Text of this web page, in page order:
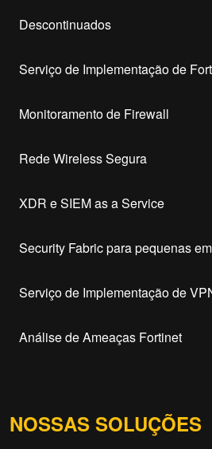
Descontinuados
Serviço de Implementação de
Monitoramento de Firewall
Rede Wireless Segura
XDR e SIEM as a Service
Security Fabric para pequenas
Serviço de Implementação de
Análise de Ameaças Fortinet
NOSSAS SOLUÇÕES